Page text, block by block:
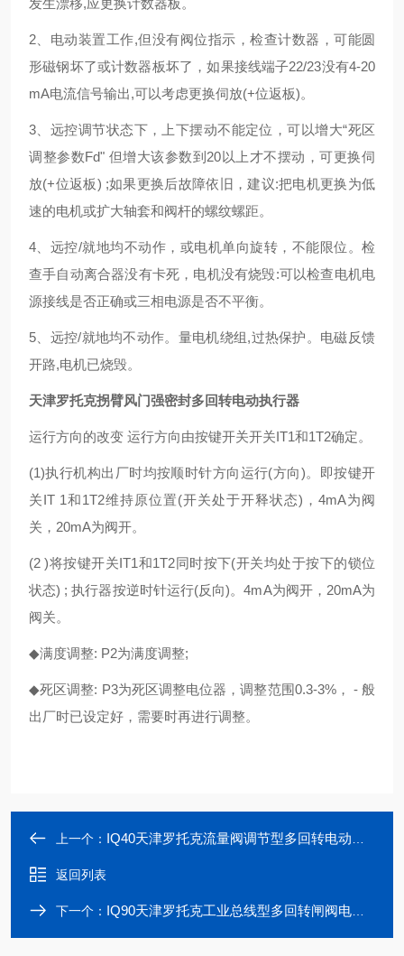
发生漂移,应更换计数器板。
2、电动装置工作,但没有阀位指示，检查计数器，可能圆
形磁钢坏了或计数器板坏了，如果接线端子22/23没有4-20
mA电流信号输出,可以考虑更换伺放(+位返板)。
3、远控调节状态下，上下摆动不能定位，可以增大“死区
调整参数Fd" 但增大该参数到20以上才不摆动，可更换伺
放(+位返板) ;如果更换后故障依旧，建议:把电机更换为低
速的电机或扩大轴套和阀杆的螺纹螺距。
4、远控/就地均不动作，或电机单向旋转，不能限位。检
查手自动离合器没有卡死，电机没有烧毁:可以检查电机电
源接线是否正确或三相电源是否不平衡。
5、远控/就地均不动作。量电机绕组,过热保护。电磁反馈
开路,电机已烧毁。
天津罗托克拐臂风门强密封多回转电动执行器
运行方向的改变 运行方向由按键开关开关IT1和1T2确定。
(1)执行机构出厂时均按顺时针方向运行(方向)。即按键开
关IT 1和1T2维持原位置(开关处于开释状态)，4mA为阀
关，20mA为阀开。
(2 )将按键开关IT1和1T2同时按下(开关均处于按下的锁位
状态) ; 执行器按逆时针运行(反向)。4mA为阀开，20mA为
阀关。
◆满度调整: P2为满度调整;
◆死区调整: P3为死区调整电位器，调整范围0.3-3%， - 般
出厂时已设定好，需要时再进行调整。
上一个： IQ40天津罗托克流量阀调节型多回转电动执行器
返回列表
下一个： IQ90天津罗托克工业总线型多回转闸阀电动执行器